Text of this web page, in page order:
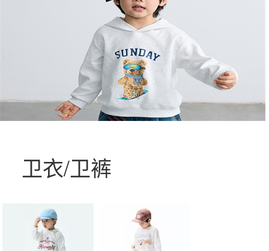
卫衣/卫裤